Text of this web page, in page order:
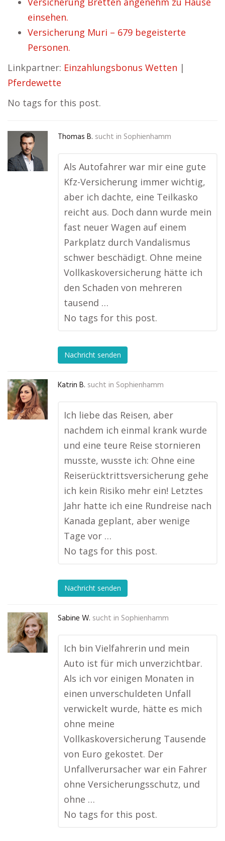
einsehen.
Versicherung Muri – 679 begeisterte
Personen.
Linkpartner: Einzahlungsbonus Wetten |
Pferdewette
No tags for this post.
Thomas B. sucht in Sophienhamm
Als Autofahrer war mir eine gute
Kfz-Versicherung immer wichtig,
aber ich dachte, eine Teilkasko
reicht aus. Doch dann wurde mein
fast neuer Wagen auf einem
Parkplatz durch Vandalismus
schwer beschädigt. Ohne meine
Vollkaskoversicherung hätte ich
den Schaden von mehreren
tausend …
No tags for this post.
Nachricht senden
Katrin B. sucht in Sophienhamm
Ich liebe das Reisen, aber
nachdem ich einmal krank wurde
und eine teure Reise stornieren
musste, wusste ich: Ohne eine
Reiserücktrittsversicherung gehe
ich kein Risiko mehr ein! Letztes
Jahr hatte ich eine Rundreise nach
Kanada geplant, aber wenige
Tage vor …
No tags for this post.
Nachricht senden
Sabine W. sucht in Sophienhamm
Ich bin Vielfahrerin und mein
Auto ist für mich unverzichtbar.
Als ich vor einigen Monaten in
einen unverschuldeten Unfall
verwickelt wurde, hätte es mich
ohne meine
Vollkaskoversicherung Tausende
von Euro gekostet. Der
Unfallverursacher war ein Fahrer
ohne Versicherungsschutz, und
ohne …
No tags for this post.